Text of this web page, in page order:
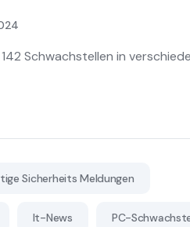
Schwachstellen in
Sicherheits Meldungen
It-News PC-